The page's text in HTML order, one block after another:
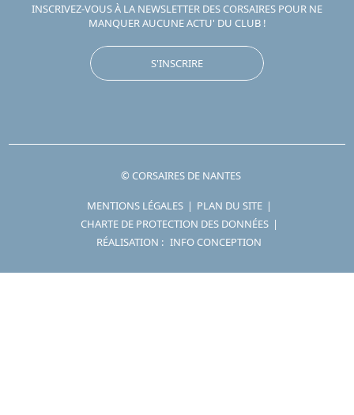
INSCRIVEZ-VOUS À LA NEWSLETTER DES CORSAIRES POUR NE
MANQUER AUCUNE ACTU' DU CLUB !
S'INSCRIRE
© CORSAIRES DE NANTES
MENTIONS LÉGALES | PLAN DU SITE |
CHARTE DE PROTECTION DES DONNÉES |
RÉALISATION : INFO CONCEPTION